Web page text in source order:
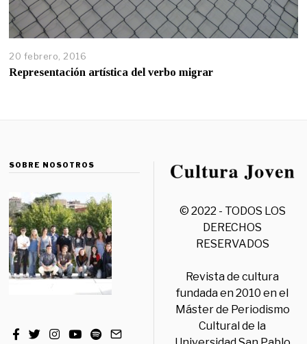
20 febrero, 2016
Representación artística del verbo migrar
SOBRE NOSOTROS
© 2022 - TODOS LOS
DERECHOS
RESERVADOS
Revista de cultura
fundada en 2010 en el
Máster de Periodismo
Cultural de la